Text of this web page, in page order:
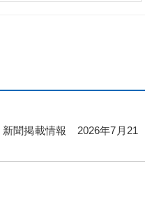
聞掲載情報 2026年7月21